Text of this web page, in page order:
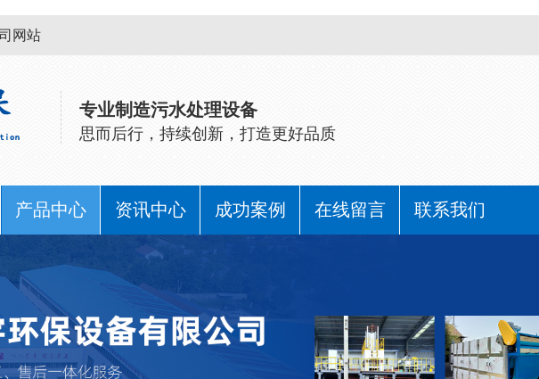
网站
专业制造污水处理设备
思而后行，持续创新，打造更好品质
产品中心
压榨生产线
资讯中心
公司动态
行业动态
常见问题
成功案例 在线留言
联系我们